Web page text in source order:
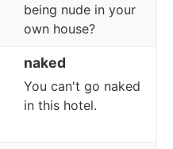
being nude in your
own house?
naked
You can't go naked
in this hotel.